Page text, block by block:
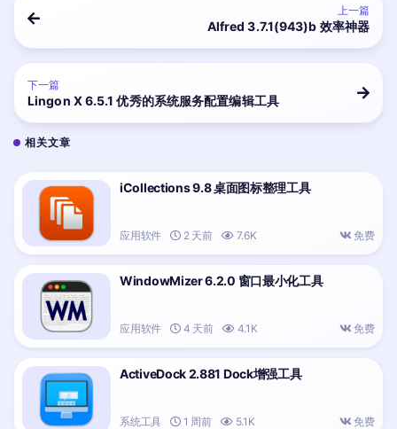
上一篇
Alfred 3.7.1(943)b 效率神器
下一篇
Lingon X 6.5.1 优秀的系统服务配置编辑工具
相关文章
iCollections 9.8 桌面图标整理工具
应用软件 2 天前 7.6K 免费
WindowMizer 6.2.0 窗口最小化工具
应用软件 4 天前 4.1K 免费
ActiveDock 2.881 Dock增强工具
系统工具 1 周前 5.1K 免费